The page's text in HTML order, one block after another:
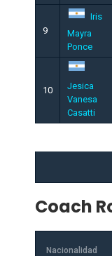
9
Iris
Mayra
Ponce
10
Jesica
Vanesa
Casatti
Coach
Nacionalidad